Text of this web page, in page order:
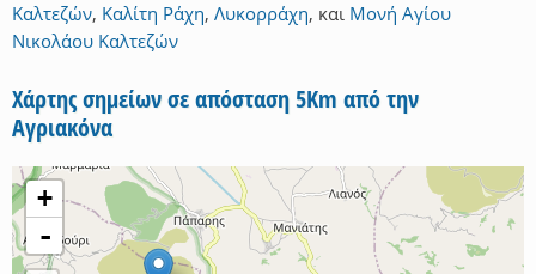
Καλτεζών, Καλίτη Ράχη, Λυκορράχη, και Μονή Αγίου
Νικολάου Καλτεζών
Χάρτης σημείων σε απόσταση 5Km από την
Αγριακόνα
+
-